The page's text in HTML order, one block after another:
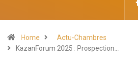
Home
Actu-Chambres
KazanForum 2025 : Prospection…